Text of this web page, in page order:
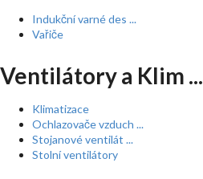
Indukční varné des ...
Vařiče
Ventilátory a Klim ...
Klimatizace
Ochlazovače vzduch ...
Stojanové ventilát ...
Stolní ventilátory